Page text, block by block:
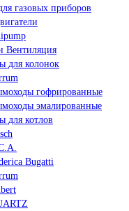
газовых приборов
Вентиляция
для колонок
гофрированные
эмалированные
для котлов
Bugatti